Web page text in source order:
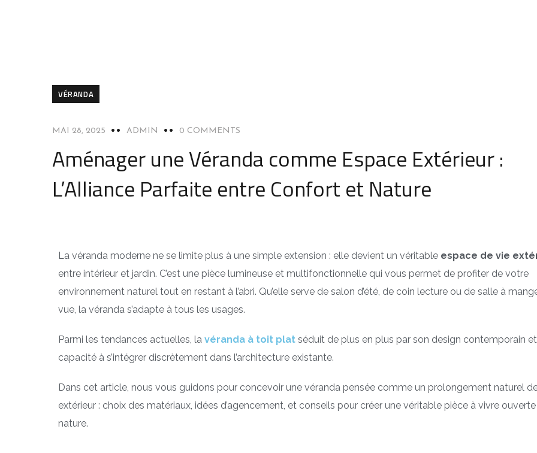
VÉRANDA
MAI 28, 2025 ADMIN 0 COMMENTS
Aménager une Véranda comme Espace Extérieur :
L’Alliance Parfaite entre Confort et Nature
La véranda moderne ne se limite plus à une simple extension : elle devient un véritable espace de vie
entre intérieur et jardin. C’est une pièce lumineuse et multifonctionnelle qui vous permet de profiter de votre
environnement naturel tout en restant à l’abri. Qu’elle serve de salon d’été, de coin lecture ou de salle à
vue, la véranda s’adapte à tous les usages.
Parmi les tendances actuelles, la véranda à toit plat séduit de plus en plus par son design contemporain
capacité à s’intégrer discrètement dans l’architecture existante.
Dans cet article, nous vous guidons pour concevoir une véranda pensée comme un prolongement naturel
extérieur : choix des matériaux, idées d’agencement, et conseils pour créer une véritable pièce à vivre
nature.